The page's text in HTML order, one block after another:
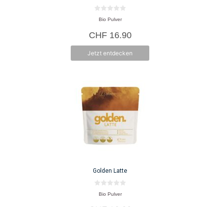
n
5
Bio Pulver
CHF16.90
Jetzt entdecken
Golden Latte
Bio Pulver